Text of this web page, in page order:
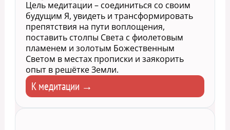
Цель медитации – соединиться со своим
будущим Я, увидеть и трансформировать
препятствия на пути воплощения,
поставить столпы Света с фиолетовым
пламенем и золотым Божественным
Светом в местах прописки и заякорить
опыт в решётке Земли.
К медитации →